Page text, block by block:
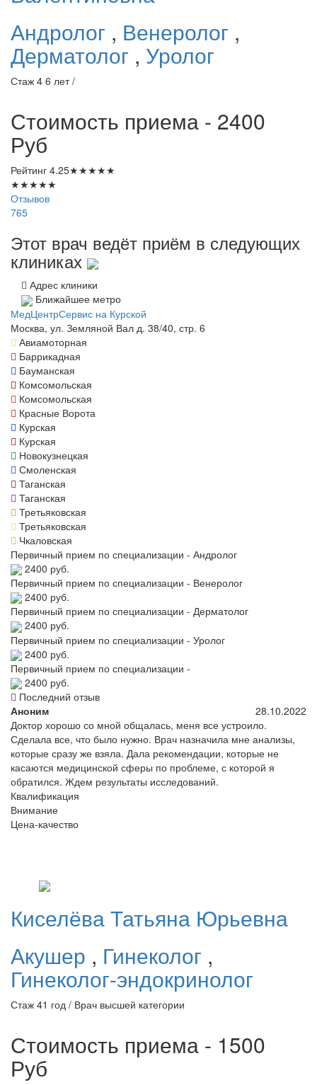
Андролог , Венеролог ,
Дерматолог , Уролог
Стаж 4 6 лет /
Стоимость приема - 2400
Руб
Рейтинг 4.25★★★★★
★★★★★
Отзывов
765
Этот врач ведёт приём в следующих
клиниках
Адрес клиники
Ближайшее метро
МедЦентрСервис на Курской
Москва, ул. Земляной Вал д. 38/40, стр. 6
Авиамоторная
Баррикадная
Бауманская
Комсомольская
Комсомольская
Красные Ворота
Курская
Курская
Новокузнецкая
Смоленская
Таганская
Таганская
Третьяковская
Третьяковская
Чкаловская
Первичный прием по специализации - Андролог
2400 руб.
Первичный прием по специализации - Венеролог
2400 руб.
Первичный прием по специализации - Дерматолог
2400 руб.
Первичный прием по специализации - Уролог
2400 руб.
Первичный прием по специализации -
2400 руб.
Последний отзыв
Аноним
28.10.2022
Доктор хорошо со мной общалась, меня все устроило.
Сделала все, что было нужно. Врач назначила мне анализы,
которые сразу же взяла. Дала рекомендации, которые не
касаются медицинской сферы по проблеме, с которой я
обратился. Ждем результаты исследований.
Квалификация
Внимание
Цена-качество
КиселёваТатьяна Юрьевна
Акушер , Гинеколог ,
Гинеколог-эндокринолог
Стаж 41 год / Врач высшей категории
Стоимость приема - 1500
Руб